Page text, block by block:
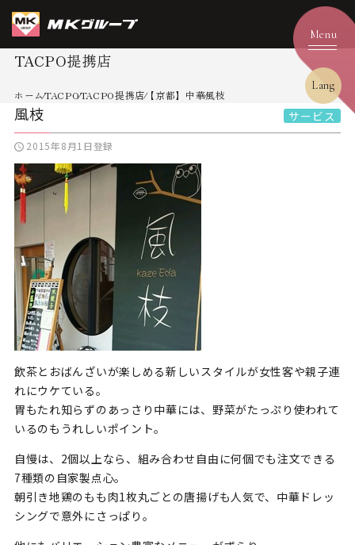
Lang
TACPO提携店
ホームTACPOTACPO提携店【京都】中華風枝
風枝 サービス
2015年8月1日登録
飲茶とおばんざいが楽しめる新しいスタイルが女性客や親子連
れにウケている。
胃もたれ知らずのあっさり中華には、野菜がたっぷり使われて
いるのもうれしいポイント。
自慢は、2個以上なら、組み合わせ自由に何個でも注文できる
7種類の自家製点心。
朝引き地鶏のもも肉1枚丸ごとの唐揚げも人気で、中華ドレッ
シングで意外にさっぱり。